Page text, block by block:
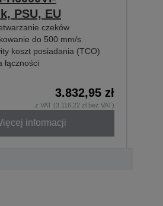
PSU, EU
czeków
do 500 mm/s
koszt posiadania (TCO)
łączności
3.832,95 zł
z VAT (3.116,22 zł bez VAT)
informacji